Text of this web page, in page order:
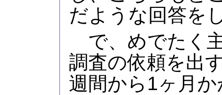
だような回答を
で、めでたく
調査の依頼を出
週間から1ヶ月